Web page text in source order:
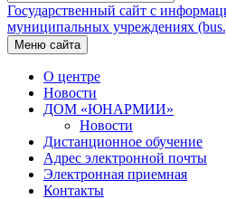
Государственный сайт с
муниципальных учреждениях
Меню сайта
О центре
Новости
ДОМ «ЮНАРМИИ»
Новости
Дистанционное обучение
Адрес электронной почты
Электронная приемная
Контакты